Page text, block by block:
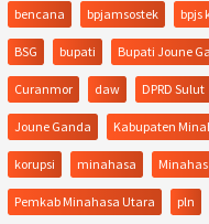
bencana bpjamsostek bpjs
BSG bupati Bupati Joune
Curanmor daw DPRD Sulut
Joune Ganda Kabupaten
korupsi minahasa
Pemkab Minahasa Utara pln